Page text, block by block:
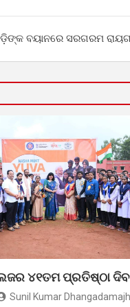
ବୟାନରେ ସରଗରମ
୪୧ତମ ପ୍ରତିଷ୍ଠା
Sunil Kumar